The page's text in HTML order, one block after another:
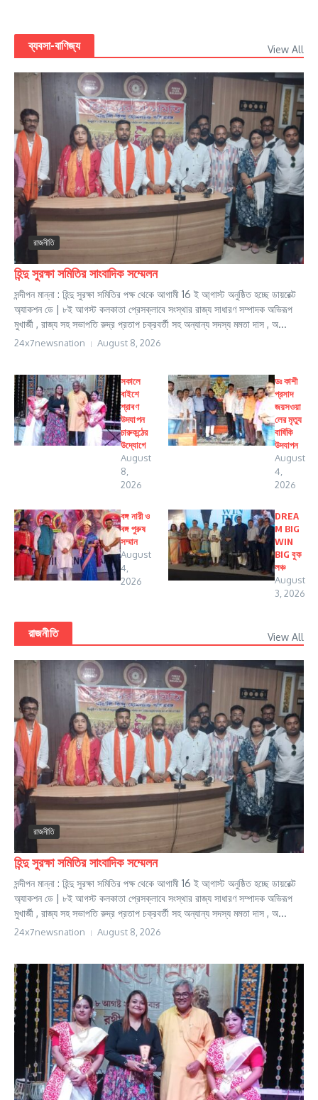
ব্যবসা-বাণিজ্য View All
রাজনীতি
হিন্দু সুরক্ষা সমিতির সাংবাদিক সম্মেলন
সন্দীপন মান্না : হিন্দু সুরক্ষা সমিতির পক্ষ থেকে আগামী 16 ই আ্গাস্ট অনুষ্ঠিত হচ্ছে ডায়রেক্ট
অ্যাকশন ডে | ৮ই আগস্ট কলকাতা প্রেসক্লাবে সংস্থার রাজ্য সাধারণ সম্পাদক অভিরূপ
মুখার্জী , রাজ্য সহ সভাপতি রুদ্র প্রতাপ চক্রবর্তী সহ অন্যান্য সদস্য মমতা দাস , অ...
24x7newsnation August 8, 2026
সকালে
বাইশে
শ্রাবণ
উদযাপন
চারুকন্ঠের
উদ্যোগে
August
8,
2026
ডঃ কাশী
প্রসাদ
জয়সওয়া
লের মৃত্যু
বার্ষিকি
উদযাপন
August
4,
2026
বঙ্গ নারী ও
বঙ্গ পুরুষ
সম্মান
August
4,
2026
DREA
M BIG
WIN
BIG বুক
লঞ্চ
August
3, 2026
রাজনীতি View All
রাজনীতি
হিন্দু সুরক্ষা সমিতির সাংবাদিক সম্মেলন
সন্দীপন মান্না : হিন্দু সুরক্ষা সমিতির পক্ষ থেকে আগামী 16 ই আ্গাস্ট অনুষ্ঠিত হচ্ছে ডায়রেক্ট
অ্যাকশন ডে | ৮ই আগস্ট কলকাতা প্রেসক্লাবে সংস্থার রাজ্য সাধারণ সম্পাদক অভিরূপ
মুখার্জী , রাজ্য সহ সভাপতি রুদ্র প্রতাপ চক্রবর্তী সহ অন্যান্য সদস্য মমতা দাস , অ...
24x7newsnation August 8, 2026